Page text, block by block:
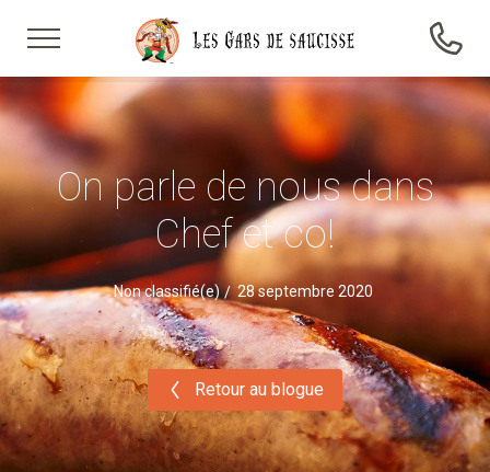
On parle de nous dans
Chef et co!
Non classifié(e) 28 septembre 2020
Retour au blogue